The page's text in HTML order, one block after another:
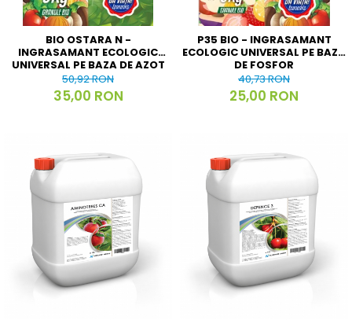
BIO OSTARA N -
INGRASAMANT ECOLOGIC
UNIVERSAL PE BAZA DE AZOT
50,92 RON
35,00 RON
P35 BIO - INGRASAMANT
ECOLOGIC UNIVERSAL PE BAZA
DE FOSFOR
40,73 RON
25,00 RON